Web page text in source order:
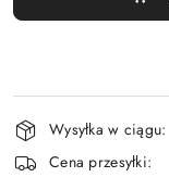
Dostępność
i
dostawa
Wysyłka w ciągu:
Cena przesyłki: